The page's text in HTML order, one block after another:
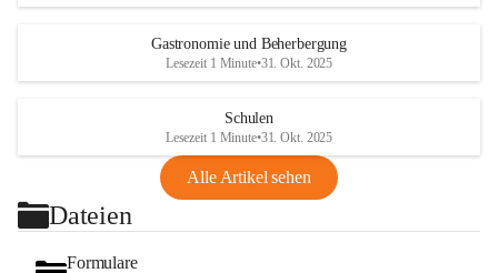
Gastronomie und Beherbergung
Lesezeit 1 Minute•31. Okt. 2025
Schulen
Lesezeit 1 Minute•31. Okt. 2025
Alle Artikel sehen
Dateien
Formulare